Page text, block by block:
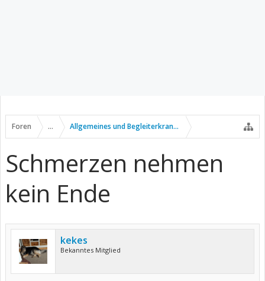
Foren ... Allgemeines und Begleiterkrankungen
Schmerzen nehmen
kein Ende
kekes
Bekanntes Mitglied